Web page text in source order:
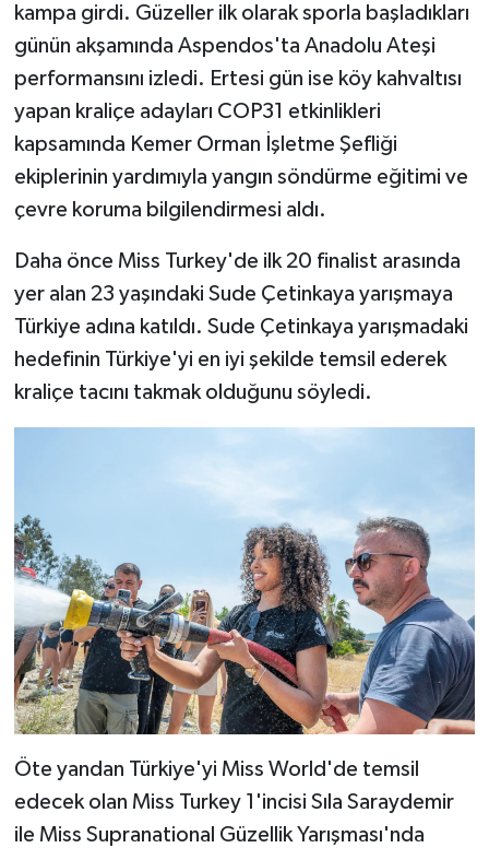
kampa girdi. Güzeller ilk olarak sporla başladıkları
günün akşamında Aspendos'ta Anadolu Ateşi
performansını izledi. Ertesi gün ise köy kahvaltısı
yapan kraliçe adayları COP31 etkinlikleri
kapsamında Kemer Orman İşletme Şefliği
ekiplerinin yardımıyla yangın söndürme eğitimi ve
çevre koruma bilgilendirmesi aldı.
Daha önce Miss Turkey'de ilk 20 finalist arasında
yer alan 23 yaşındaki Sude Çetinkaya yarışmaya
Türkiye adına katıldı. Sude Çetinkaya yarışmadaki
hedefinin Türkiye'yi en iyi şekilde temsil ederek
kraliçe tacını takmak olduğunu söyledi.
Öte yandan Türkiye'yi Miss World'de temsil
edecek olan Miss Turkey 1'incisi Sıla Saraydemir
ile Miss Supranational Güzellik Yarışması'nda
RESMİ İLAN
MAGAZİN